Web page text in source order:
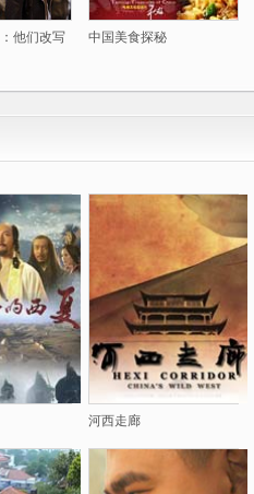
他们改写
中国美食探秘
河西走廊